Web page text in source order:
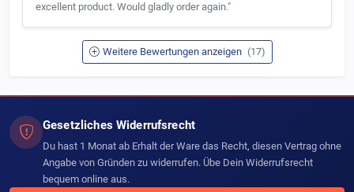
excellent product. Would gladly order again."
Weitere Bewertungen anzeigen (17)
Gesetzliches Widerrufsrecht
Du hast 1 Monat ab Erhalt der Ware das Recht, diesen Vertrag ohne
Angabe von Gründen zu widerrufen. Übe Dein Widerrufsrecht
bequem online aus.